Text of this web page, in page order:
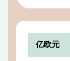
选择视图类型
每次选择后，
亿欧元